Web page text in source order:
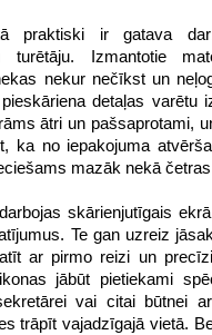
praktiski ir gatava
Izmantotie
nekur nečīkst un
detaļas varētu
ātri un pašsaprotami,
ka no iepakojuma
mazāk nekā
skārienjutīgais
Te gan uzreiz
ar pirmo reizi un
jābūt pietiekami
vai citai būtnei
trāpīt vajadzīgajā vietā.